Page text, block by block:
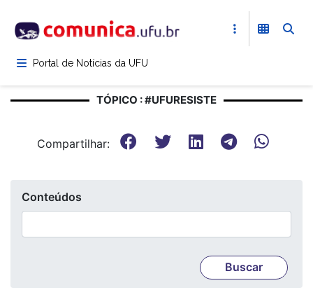
para
conteúdoPortal de Notícias da UFU
TÓPICO : #UFURESISTE
Compartilhar:
Conteúdos